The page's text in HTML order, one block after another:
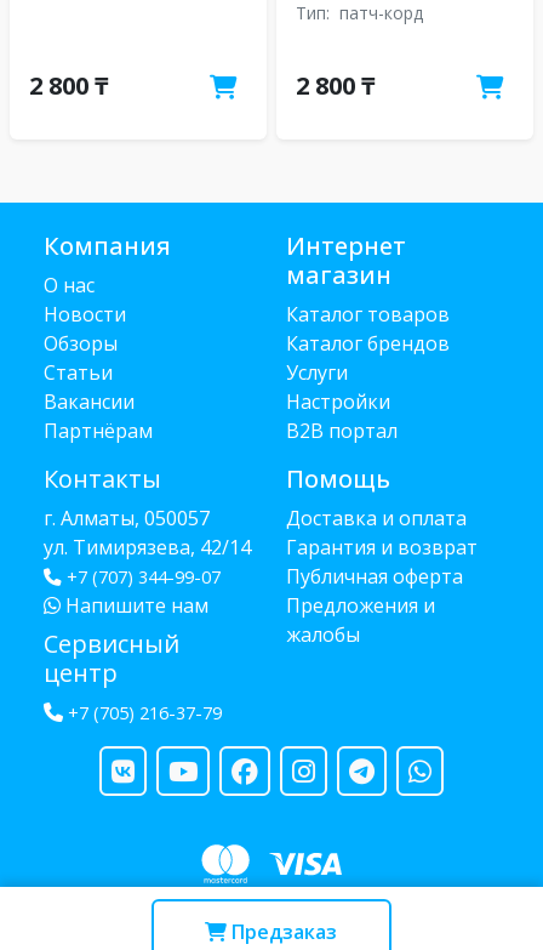
Предзаказ
2 800 ₸
Тип: патч-корд
2 800 ₸
Компания
О нас
Новости
Обзоры
Статьи
Вакансии
Партнёрам
Контакты
г. Алматы, 050057
ул. Тимирязева, 42/14
+7 (707) 344-99-07
Напишите нам
Сервисный
центр
+7 (705) 216-37-79
Интернет
магазин
Каталог товаров
Каталог брендов
Услуги
Настройки
B2B портал
Помощь
Доставка и оплата
Гарантия и возврат
Публичная оферта
Предложения и
жалобы
Copyright © 2013 - 2026 RUBA - разработано